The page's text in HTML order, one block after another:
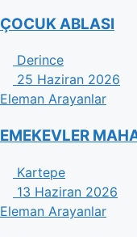
ÇOCUK ABLASI
Derince
25 Haziran 2026
Eleman Arayanlar
EMEKEVLER
Kartepe
13 Haziran 2026
Eleman Arayanlar